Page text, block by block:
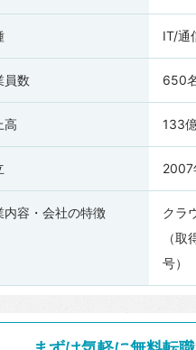
IT/通
員数 650
高 133
2007
内容・会社の特徴
クラ
（
号）